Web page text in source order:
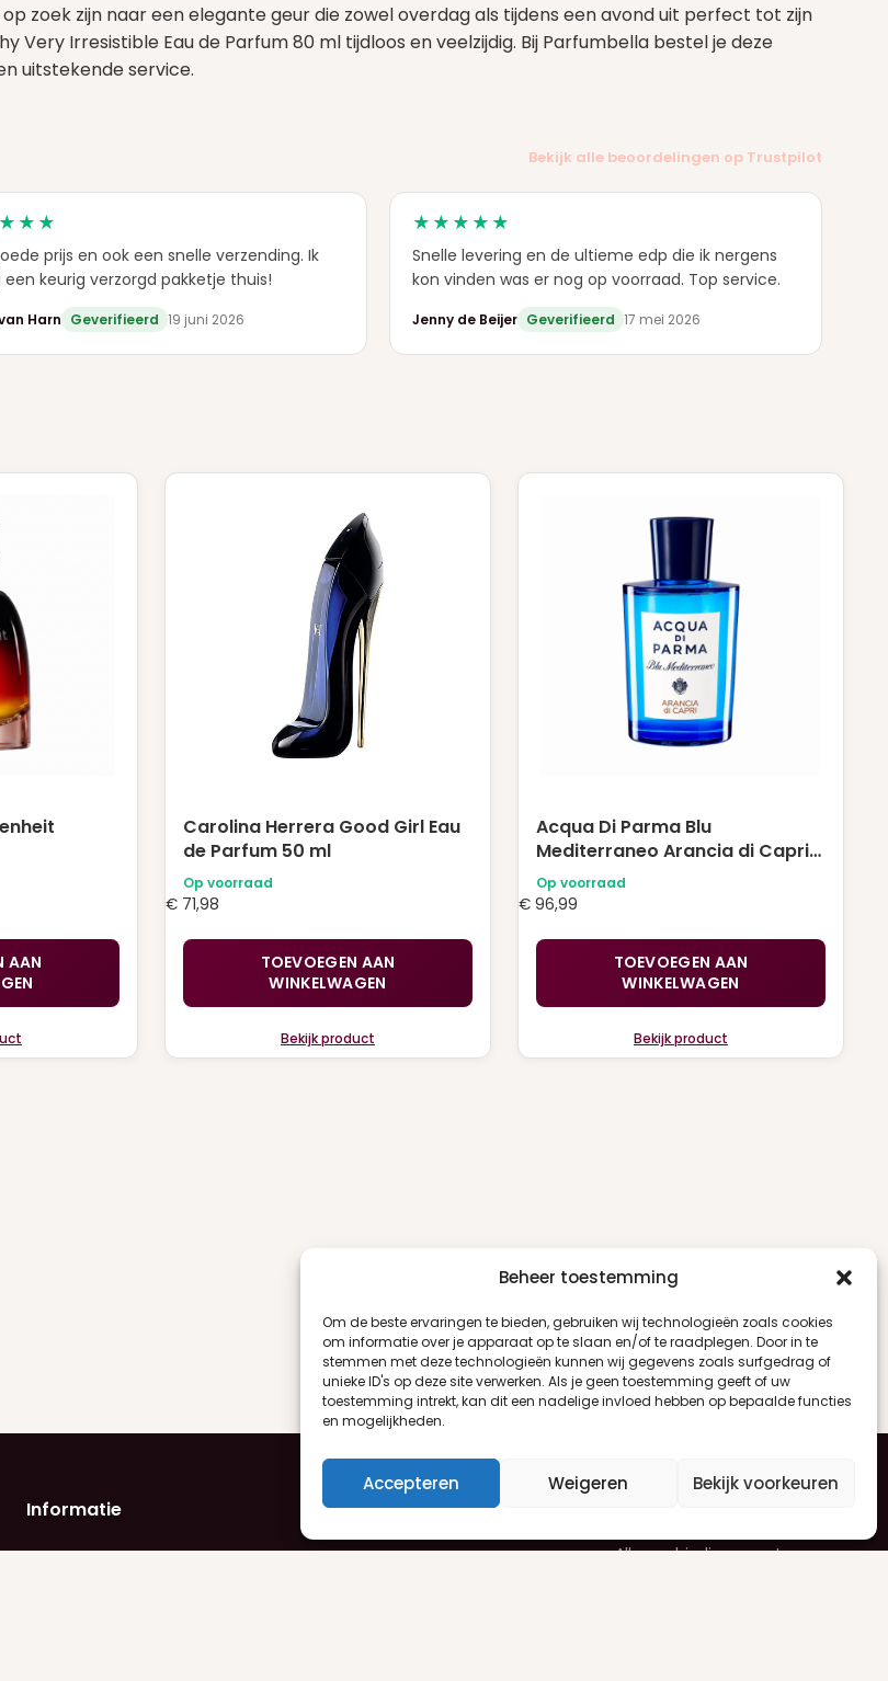
Beheer toestemming
Om de beste ervaringen te bieden, gebruiken wij technologieën zoals cookies
om informatie over je apparaat op te slaan en/of te raadplegen. Door in te
stemmen met deze technologieën kunnen wij gegevens zoals surfgedrag of
unieke ID's op deze site verwerken. Als je geen toestemming geeft of uw
toestemming intrekt, kan dit een nadelige invloed hebben op bepaalde functies
en mogelijkheden.
Accepteren Weigeren Bekijk voorkeuren
zoek zijn naar een elegante geur die zowel overdag als tijdens een avond uit perfect tot zijn
Irresistible Eau de Parfum 80 ml tijdloos en veelzijdig. Bij Parfumbella bestel je deze
uitstekende service.
Bekijk alle beoordelingen op Trustpilot
prijs en ook een snelle verzending. Ik
een keurig verzorgd pakketje thuis!
Harn Geverifieerd 19 juni 2026
★★★★★
Snelle levering en de ultieme edp die ik nergens
kon vinden was er nog op voorraad. Top service.
Jenny de Beijer Geverifieerd 17 mei 2026
AAN
Carolina Herrera Good Girl Eau
de Parfum 50 ml
Op voorraad
€ 71,98
TOEVOEGEN AAN
WINKELWAGEN
Bekijk product
Acqua Di Parma Blu
Mediterraneo Arancia di Capri
Eau de Toilette 150 ml
Op voorraad
€ 96,99
TOEVOEGEN AAN
WINKELWAGEN
Bekijk product
Informatie
Privacyverklaring
Producten
Damesgeuren
Alle aanbiedingen ontvangen